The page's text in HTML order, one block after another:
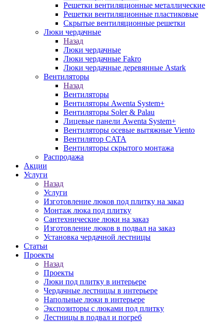
Решетки вентиляционные металлические
Решетки вентиляционные пластиковые
Скрытые вентиляционные решетки
Люки чердачные
Назад
Люки чердачные
Люки чердачные Fakro
Люки чердачные деревянные Astark
Вентиляторы
Назад
Вентиляторы
Вентиляторы Awenta System+
Вентиляторы Soler & Palau
Лицевые панели Awenta System+
Вентиляторы осевые вытяжные Viento
Вентилятор CATA
Вентиляторы скрытого монтажа
Распродажа
Акции
Услуги
Назад
Услуги
Изготовление люков под плитку на заказ
Монтаж люка под плитку
Сантехнические люки на заказ
Изготовление люков в подвал на заказ
Установка чердачной лестницы
Статьи
Проекты
Назад
Проекты
Люки под плитку в интерьере
Чердачные лестницы в интерьере
Напольные люки в интерьере
Экспозиторы с люками под плитку
Лестницы в подвал и погреб